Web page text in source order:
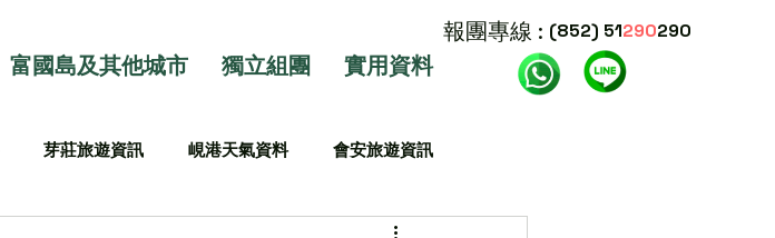
富國島及其他城市 獨立組團 實用資料
報團專線 : (852) 51290290
芽莊旅遊資訊 峴港天氣資料 會安旅遊資訊